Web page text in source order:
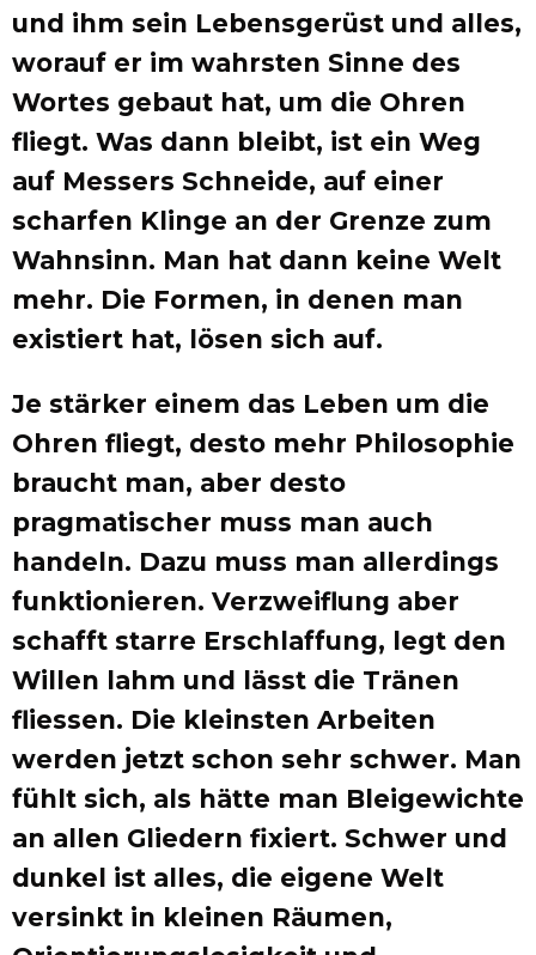
und ihm sein Lebensgerüst und alles,
worauf er im wahrsten Sinne des
Wortes gebaut hat, um die Ohren
fliegt. Was dann bleibt, ist ein Weg
auf Messers Schneide, auf einer
scharfen Klinge an der Grenze zum
Wahnsinn. Man hat dann keine Welt
mehr. Die Formen, in denen man
existiert hat, lösen sich auf.
Je stärker einem das Leben um die
Ohren fliegt, desto mehr Philosophie
braucht man, aber desto
pragmatischer muss man auch
handeln. Dazu muss man allerdings
funktionieren. Verzweiflung aber
schafft starre Erschlaffung, legt den
Willen lahm und lässt die Tränen
fliessen. Die kleinsten Arbeiten
werden jetzt schon sehr schwer. Man
fühlt sich, als hätte man Bleigewichte
an allen Gliedern fixiert. Schwer und
dunkel ist alles, die eigene Welt
versinkt in kleinen Räumen,